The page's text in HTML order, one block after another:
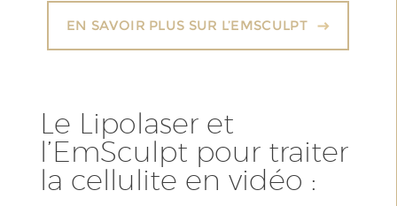
EN SAVOIR PLUS SUR L’EMSCULPT
Le Lipolaser et
l’EmSculpt pour traiter
la cellulite en vidéo :